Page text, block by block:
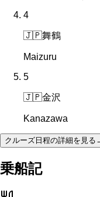
4
🇯🇵舞鶴
Maizuru
5
🇯🇵金沢
Kanazawa
クルーズ日程の詳細を見る
乗船記